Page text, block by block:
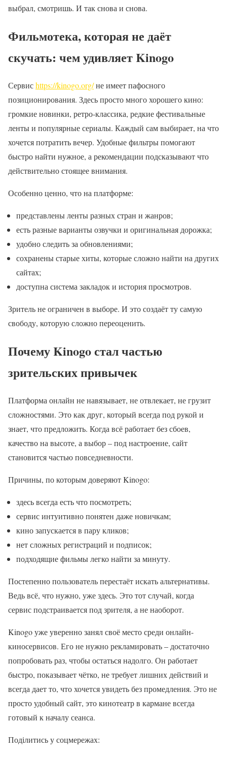
выбрал, смотришь. И так снова и снова.
Фильмотека, которая не даёт
скучать: чем удивляет Kinogo
Сервисhttps://kinogo.org/не имеет пафосного
позиционирования. Здесь просто много хорошего кино:
громкие новинки, ретро-классика, редкие фестивальные
ленты и популярные сериалы. Каждый сам выбирает, на что
хочется потратить вечер. Удобные фильтры помогают
быстро найти нужное, а рекомендации подсказывают что
действительно стоящее внимания.
Особенно ценно, что на платформе:
представлены ленты разных стран и жанров;
есть разные варианты озвучки и оригинальная дорожка;
удобно следить за обновлениями;
сохранены старые хиты, которые сложно найти на других
сайтах;
доступна система закладок и история просмотров.
Зритель не ограничен в выборе. И это создаёт ту самую
свободу, которую сложно переоценить.
Почему Kinogo стал частью
зрительских привычек
Платформа онлайн не навязывает, не отвлекает, не грузит
сложностями. Это как друг, который всегда под рукой и
знает, что предложить. Когда всё работает без сбоев,
качество на высоте, а выбор – под настроение, сайт
становится частью повседневности.
Причины, по которым доверяют Kinogo:
здесь всегда есть что посмотреть;
сервис интуитивно понятен даже новичкам;
кино запускается в пару кликов;
нет сложных регистраций и подписок;
подходящие фильмы легко найти за минуту.
Постепенно пользователь перестаёт искать альтернативы.
Ведь всё, что нужно, уже здесь. Это тот случай, когда
сервис подстраивается под зрителя, а не наоборот.
Kinogo уже уверенно занял своё место среди онлайн-
киносервисов. Его не нужно рекламировать – достаточно
попробовать раз, чтобы остаться надолго. Он работает
быстро, показывает чётко, не требует лишних действий и
всегда дает то, что хочется увидеть без промедления. Это не
просто удобный сайт, это кинотеатр в кармане всегда
готовый к началу сеанса.
Поділитись у соцмережах: